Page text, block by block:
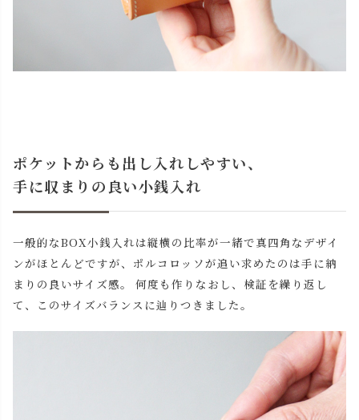
ポケットからも出し入れしやすい、
手に収まりの良い小銭入れ
一般的なBOX小銭入れは縦横の比率が一緒で真四角なデザイ
ンがほとんどですが、ポルコロッソが追い求めたのは手に納
まりの良いサイズ感。 何度も作りなおし、検証を繰り返し
て、このサイズバランスに辿りつきました。